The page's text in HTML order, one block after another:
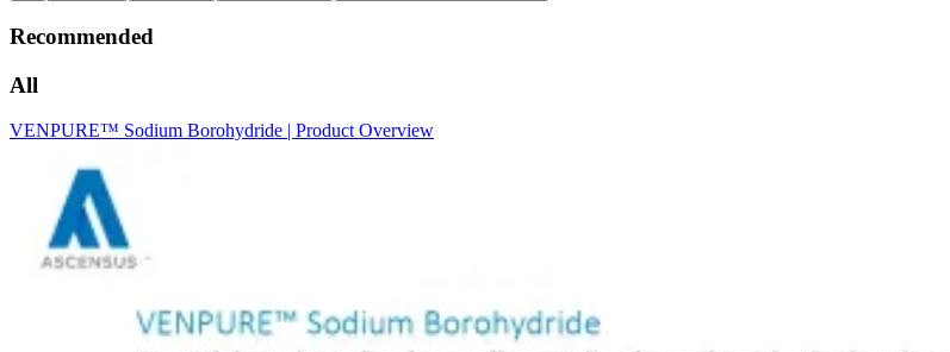
Recommended
All
VENPURE™ Sodium Borohydride | Product Overview